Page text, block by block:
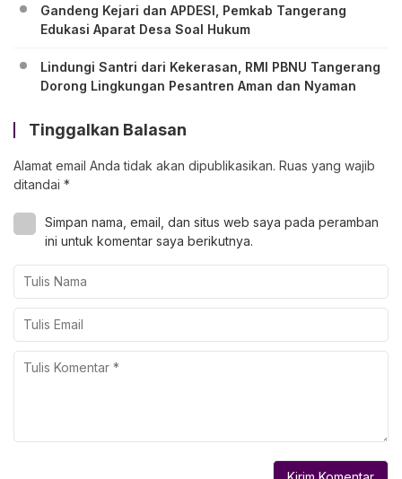
Gandeng Kejari dan APDESI, Pemkab Tangerang
Edukasi Aparat Desa Soal Hukum
Lindungi Santri dari Kekerasan, RMI PBNU Tangerang
Dorong Lingkungan Pesantren Aman dan Nyaman
Tinggalkan Balasan
Alamat email Anda tidak akan dipublikasikan. Ruas yang wajib
ditandai *
Simpan nama, email, dan situs web saya pada peramban
ini untuk komentar saya berikutnya.